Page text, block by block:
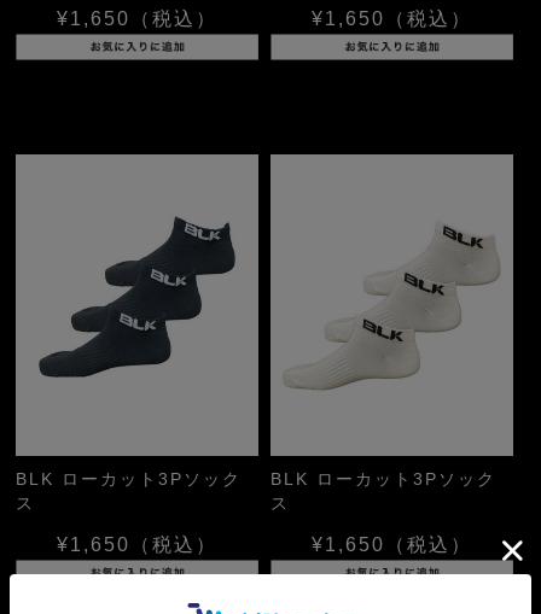
¥1,650 （税込） ¥1,650 （税込）
BLK ローカット3Pソック
ス
¥1,650 （税込）
BLK ローカット3Pソック
ス
¥1,650 （税込）